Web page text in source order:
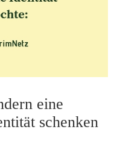
eine
schenken